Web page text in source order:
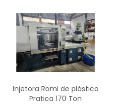
Injetora Romi de plástico
Pratica 170 Ton